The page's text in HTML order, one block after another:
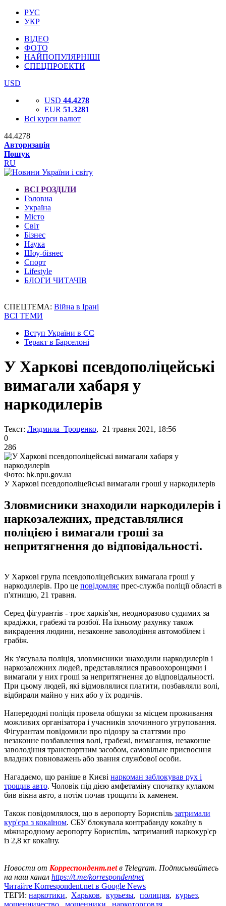
РУС
УКР
ВІДЕО
ФОТО
НАЙПОПУЛЯРНІШІ
СПЕЦПРОЕКТИ
USD
USD 44.4278
EUR 51.3281
Всі курси валют
44.4278
Авторизація
Пошук
RU
ВСІ РОЗДІЛИ
Головна
Україна
Місто
Світ
Бізнес
Наука
Шоу-бізнес
Спорт
Lifestyle
БЛОГИ ЧИТАЧІВ
СПЕЦТЕМА: Війна в Ірані
ВСІ ТЕМИ
Вступ України в ЄС
Теракт в Барселоні
У Харкові псевдополіцейські
вимагали хабаря у
наркодилерів
Текст: Людмила Троценко, 21 травня 2021, 18:56
0
286
Фото: hk.npu.gov.ua
У Харкові псевдополіцейські вимагали гроші у наркодилерів
Зловмисники знаходили наркодилерів і
наркозалежних, представлялися
поліцією і вимагали гроші за
непритягнення до відповідальності.
У Харкові група псевдополіцейських вимагала гроші у
наркодилерів. Про це повідомляє прес-служба поліції області в
п'ятницю, 21 травня.
Серед фігурантів - троє харків'ян, неодноразово судимих ​​за
крадіжки, грабежі та розбої. На їхньому рахунку також
викрадення людини, незаконне заволодіння автомобілем і
грабіж.
Як з'ясувала поліція, зловмисники знаходили наркодилерів і
наркозалежних людей, представлялися правоохоронцями і
вимагали у них гроші за непритягнення до відповідальності.
При цьому людей, які відмовлялися платити, позбавляли волі,
відбирали майно у них або у їх родичів.
Напередодні поліція провела обшуки за місцем проживання
можливих організатора і учасників злочинного угруповання.
Фігурантам повідомили про підозру за статтями про
незаконне позбавлення волі, грабежі, вимагання, незаконне
заволодіння транспортним засобом, самовільне присвоєння
владних повноважень або звання службової особи.
Нагадаємо, що раніше в Києві наркоман заблокував рух і
трощив авто. Чоловік під дією амфетаміну спочатку кулаком
бив вікна авто, а потім почав трощити їх каменем.
Також повідомлялося, що в аеропорту Бориспіль затримали
кур'єра з кокаїном. СБУ блокувала контрабанду кокаїну в
міжнародному аеропорту Бориспіль, затриманий наркокур'єр
із 2,8 кг кокаїну.
Новости от Корреспондент.netв Telegram. Подписывайтесь
на наш канал https://t.me/korrespondentnet
Читайте Korrespondent.net в Google News
ТЕГИ: наркотики, Харьков, курьезы, полиция, курьез,
мошенничество
мошенники наркоторговля